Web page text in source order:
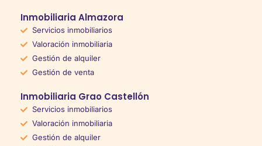
Inmobiliaria Almazora
Servicios inmobiliarios
Valoración inmobiliaria
Gestión de alquiler
Gestión de venta
Inmobiliaria Grao Castellón
Servicios inmobiliarios
Valoración inmobiliaria
Gestión de alquiler